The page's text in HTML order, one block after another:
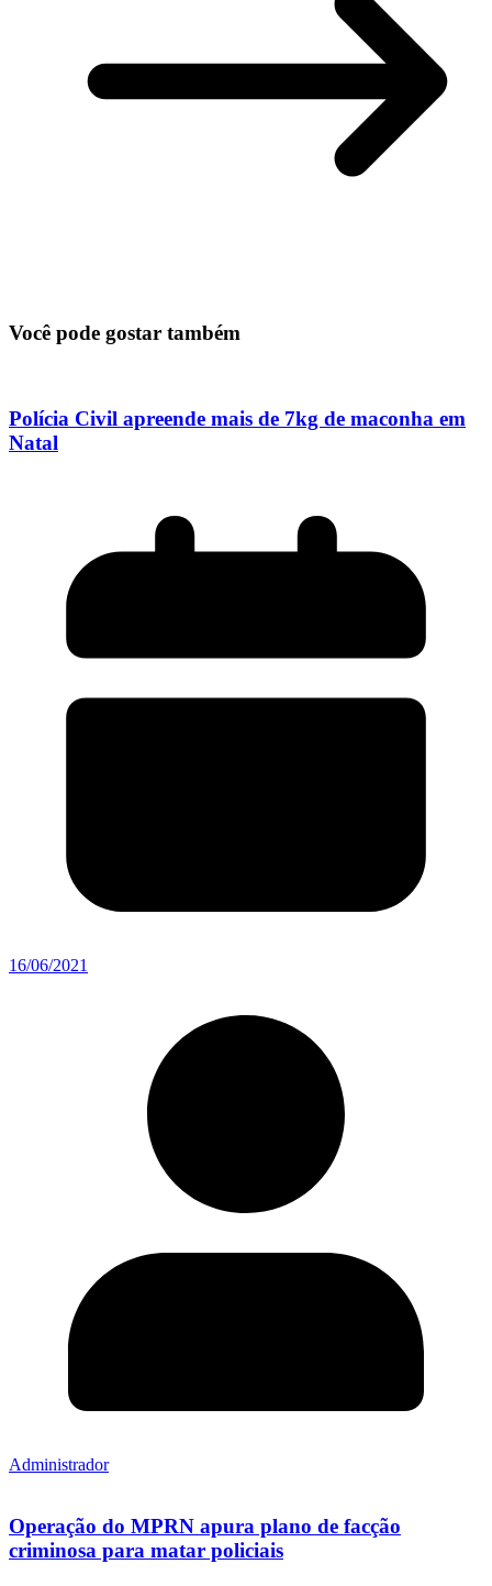
Você pode gostar também
Polícia Civil apreende mais de 7kg de maconha em
Natal
16/06/2021
Administrador
Operação do MPRN apura plano de facção
criminosa para matar policiais